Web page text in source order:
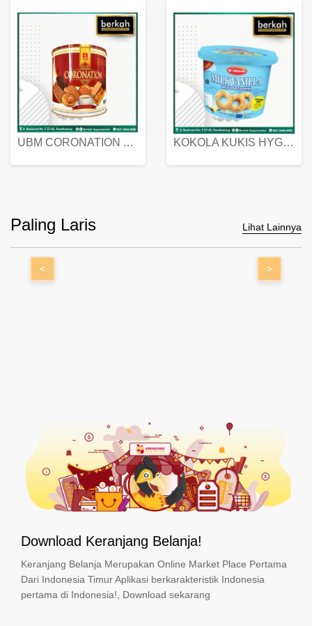
UBM CORONATION ASSORTED BISKUIT KALENG 450 GRAM KOKOLA KUKIS HYGIENIC MILK VANILLA PACK 320 GR
Paling Laris Lihat Lainnya
< >
Download Keranjang Belanja!
Keranjang Belanja Merupakan Online Market Place Pertama
Dari Indonesia Timur Aplikasi berkarakteristik Indonesia
pertama di Indonesia!, Download sekarang